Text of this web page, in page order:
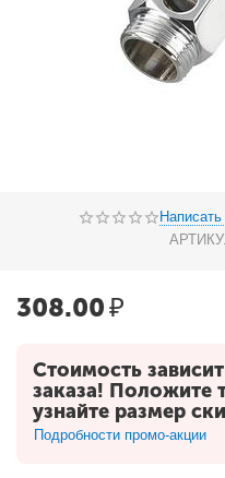
308.00₽
Стоимость
заказа! Положите
узнайте размер
Подробности промо-акции